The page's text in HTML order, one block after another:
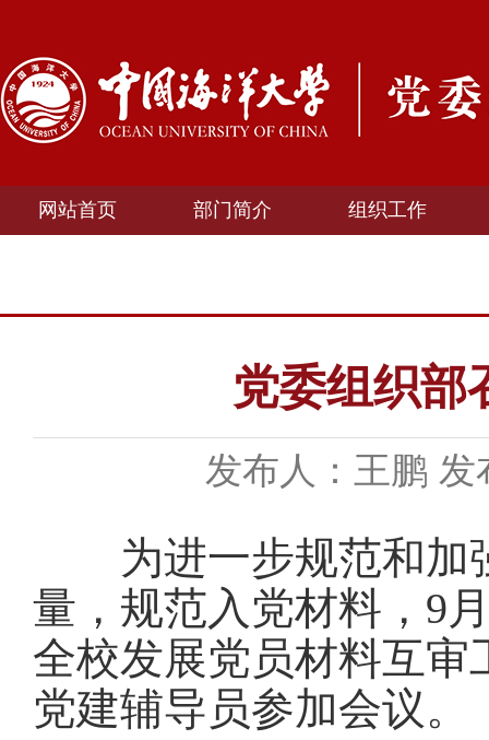
网站首页 部门简介 组织工作
党委组织部
发布人：王鹏 发
为进一步规范和
量，规范入党材料， 9
全校发展党员材料互
党建辅导员参加会议。